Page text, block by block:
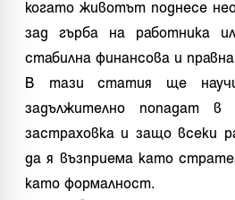
когато животът поднесе
зад гърба на работника
стабилна финансова и
В тази статия ще
задължително попадат
застраховка и защо всеки
да я възприема като
като формалност.